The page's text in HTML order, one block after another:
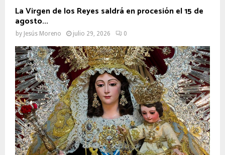
La Virgen de los Reyes saldrá en procesión el 15 de
agosto...
by Jesús Moreno julio 29, 2026 0